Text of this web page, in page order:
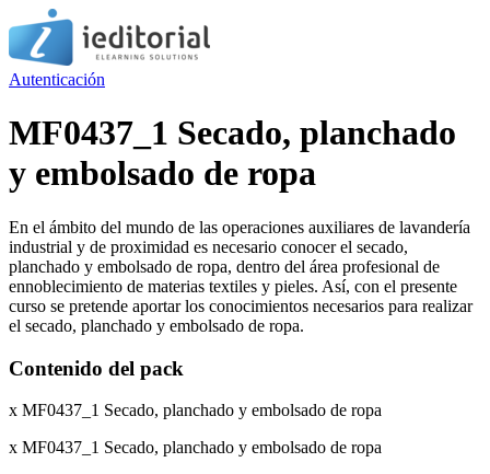
Autenticación
MF0437_1 Secado, planchado
y embolsado de ropa
En el ámbito del mundo de las operaciones auxiliares de lavandería
industrial y de proximidad es necesario conocer el secado,
planchado y embolsado de ropa, dentro del área profesional de
ennoblecimiento de materias textiles y pieles. Así, con el presente
curso se pretende aportar los conocimientos necesarios para realizar
el secado, planchado y embolsado de ropa.
Contenido del pack
x MF0437_1 Secado, planchado y embolsado de ropa
x MF0437_1 Secado, planchado y embolsado de ropa